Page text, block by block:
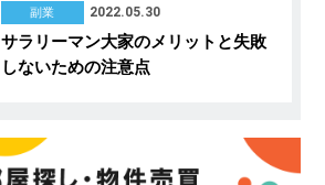
副業 2022.05.30
サラリーマン大家のメリットと失敗
しないための注意点